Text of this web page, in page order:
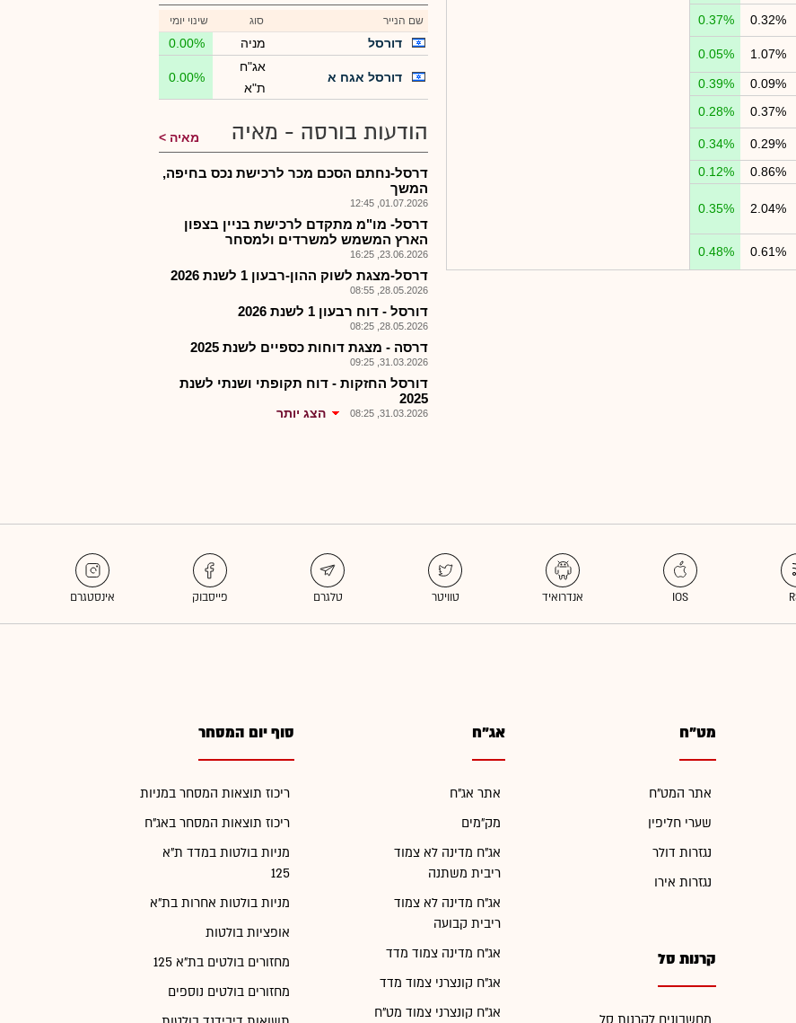
0.32%
0.37%
1.07%
0.05%
0.09%
0.39%
0.37%
0.28%
0.29%
0.34%
0.86%
0.12%
2.04%
0.35%
0.61%
0.48%
שם הנייר סוג שינוי יומי
דורסל מניה 0.00%
דורסל אגח א
אג"ח
ת"א
0.00%
הודעות בורסה - מאיה מאיה
דרסל-נחתם הסכם מכר לרכישת נכס בחיפה,
המשך
01.07.2026, 12:45
דרסל- מו"מ מתקדם לרכישת בניין בצפון
הארץ המשמש למשרדים ולמסחר
23.06.2026, 16:25
דרסל-מצגת לשוק ההון-רבעון 1 לשנת 2026
28.05.2026, 08:55
דורסל - דוח רבעון 1 לשנת 2026
28.05.2026, 08:25
דרסה - מצגת דוחות כספיים לשנת 2025
31.03.2026, 09:25
דורסל החזקות - דוח תקופתי ושנתי לשנת
2025
31.03.2026, 08:25 הצג יותר
מט"ח
אתר המט"ח
שערי חליפין
נגזרות דולר
נגזרות אירו
קרנות סל
אג"ח
אתר אג"ח
מק"מים
אג"ח מדינה לא צמוד
ריבית משתנה
אג"ח מדינה לא צמוד
ריבית קבועה
אג"ח מדינה צמוד מדד
אג"ח קונצרני צמוד מדד
אג"ח קונצרני צמוד מט"ח
סוף יום המסחר
ריכוז תוצאות המסחר במניות
ריכוז תוצאות המסחר באג"ח
מניות בולטות במדד ת"א
125
מניות בולטות אחרות בת"א
אופציות בולטות
מחזורים בולטים בת"א 125
מחזורים בולטים נוספים